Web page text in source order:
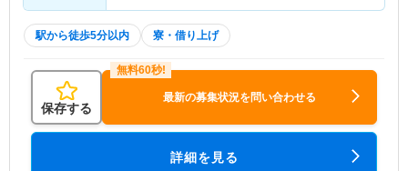
駅から徒歩5分以内 寮・借り上げ
保存する
最新の募集状況を問い合わせる
詳細を見る